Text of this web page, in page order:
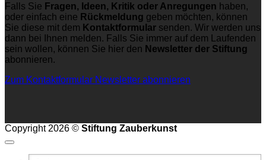
Falls Sie Fragen, Ideen, Kritik oder Anregungen haben,
oder einfach eine Rückmeldung geben möchten, können
Sie diese mit dem Kontaktformular senden. Wir werden uns
dann bei Ihnen melden. Falls Sie immer auf dem Laufenden
sein wollen, können Sie hier den Newsletter der Stiftung
abonnieren.
Zum Kontaktformular Newsletter abonnieren
Copyright 2026 © Stiftung Zauberkunst